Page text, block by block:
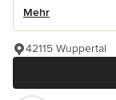
Mehr
42115 Wuppertal